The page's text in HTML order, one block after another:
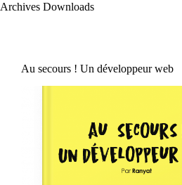
Archives Downloads
Au secours ! Un développeur web